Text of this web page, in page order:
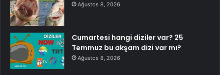
Ağustos 8, 2026
Cumartesi hangi diziler var? 25
Temmuz bu akşam dizi var mı?
Ağustos 8, 2026